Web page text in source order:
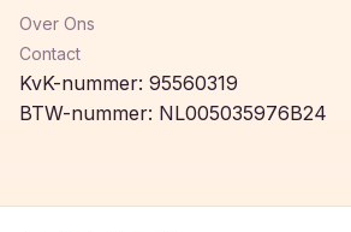
Over Ons
Contact
KvK-nummer: 95560319
BTW-nummer: NL005035976B24